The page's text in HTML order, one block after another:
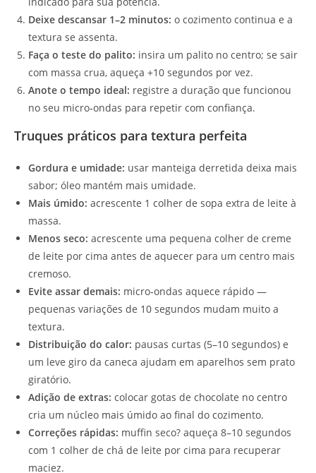
Deixe descansar 1–2 minutos: o cozimento continua e a
textura se assenta.
Faça o teste do palito: insira um palito no centro; se sair
com massa crua, aqueça +10 segundos por vez.
Anote o tempo ideal: registre a duração que funcionou
no seu micro‑ondas para repetir com confiança.
Truques práticos para textura perfeita
Gordura e umidade: usar manteiga derretida deixa mais
sabor; óleo mantém mais umidade.
Mais úmido: acrescente 1 colher de sopa extra de leite à
massa.
Menos seco: acrescente uma pequena colher de creme
de leite por cima antes de aquecer para um centro mais
cremoso.
Evite assar demais: micro‑ondas aquece rápido —
pequenas variações de 10 segundos mudam muito a
textura.
Distribuição do calor: pausas curtas (5–10 segundos) e
um leve giro da caneca ajudam em aparelhos sem prato
giratório.
Adição de extras: colocar gotas de chocolate no centro
cria um núcleo mais úmido ao final do cozimento.
Correções rápidas: muffin seco? aqueça 8–10 segundos
com 1 colher de chá de leite por cima para recuperar
maciez.